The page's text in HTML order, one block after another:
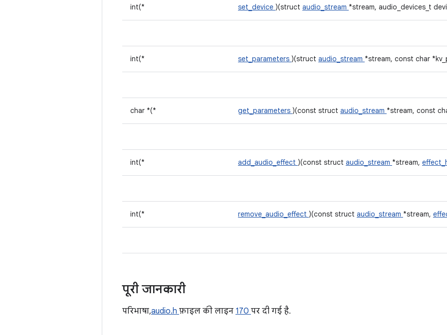
int(* set_device )(struct audio_stream *stream, audio_devices_t
int(* set_parameters )(struct audio_stream *stream, const char
char *(* get_parameters )(const struct audio_stream *stream, const
int(* add_audio_effect )(const struct audio_stream *stream,
int(* remove_audio_effect )(const struct audio_stream *stream,
पूरी जानकारी
परिभाषा,audio.h फ़ाइल की लाइन 170 पर दी गई है.